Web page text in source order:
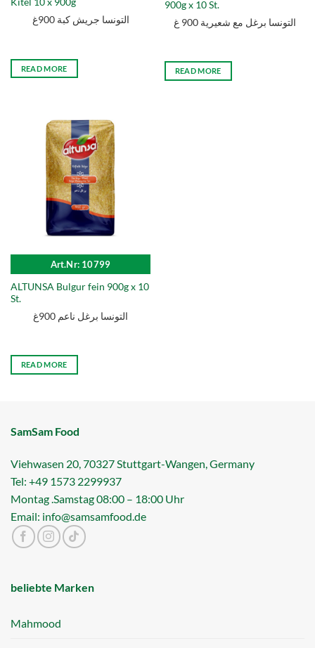
التونسا جريش كبة 900غ
READ MORE
900g x 10 St.
التونسا برغل مع شعيرية 900 غ
READ MORE
Art.Nr: 10799
ALTUNSA Bulgur fein 900g x 10
St.
التونسا برغل ناعم 900غ
READ MORE
SamSam Food
Viehwasen 20, 70327 Stuttgart-Wangen, Germany
Tel: +49 1573 2299937
Montag .Samstag 08:00 – 18:00 Uhr
Email: info@samsamfood.de
beliebte Marken
Mahmood